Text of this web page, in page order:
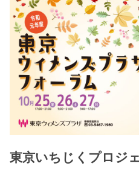
東京いちじくプロジ